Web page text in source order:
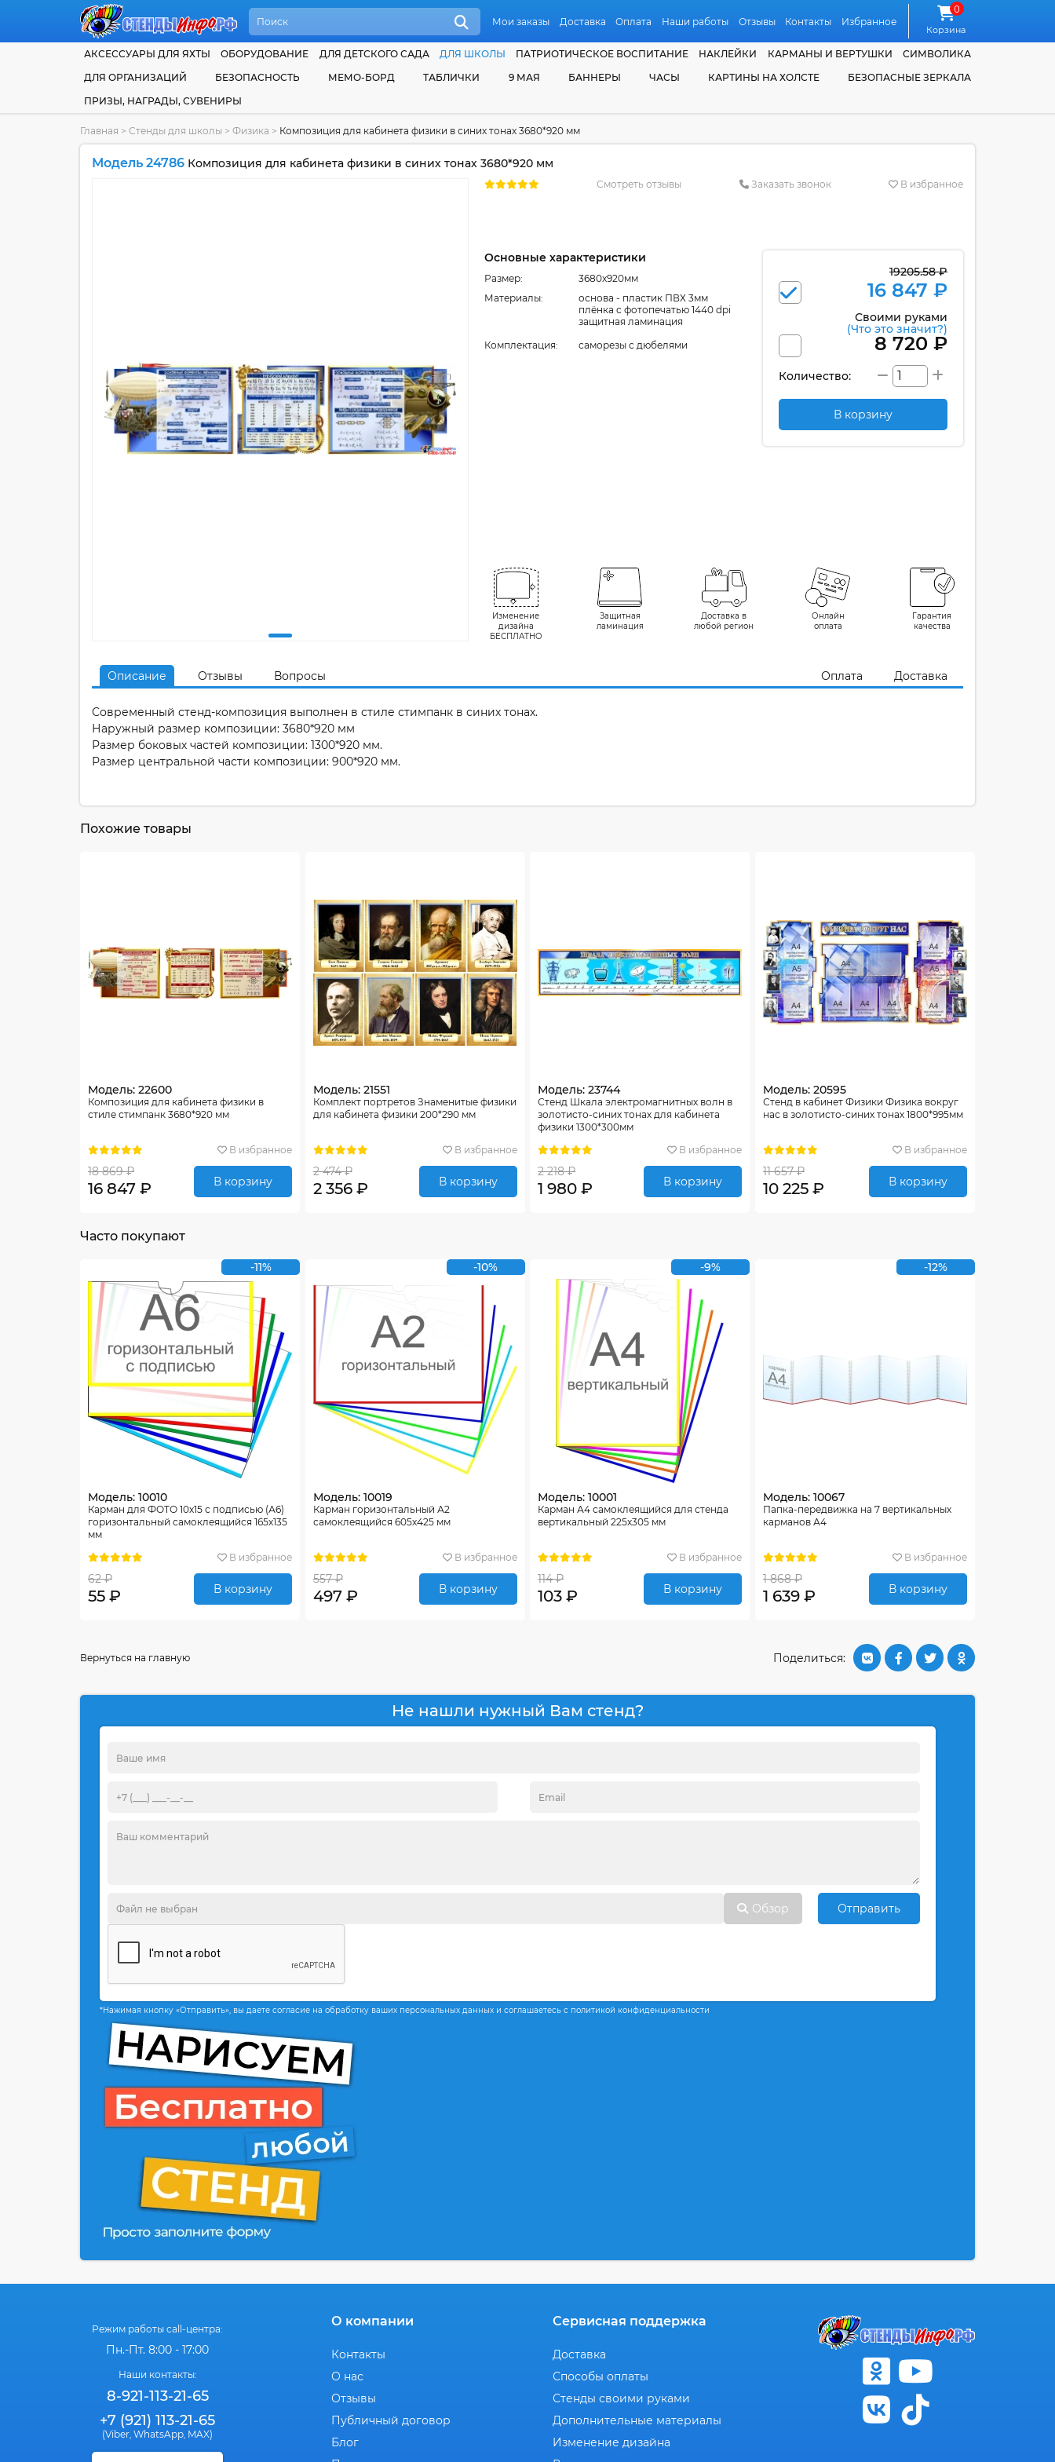
Мои заказы Доставка Оплата Наши работы Отзывы Контакты Избранное
0
Корзина
АКСЕССУАРЫ ДЛЯ ЯХТЫ ОБОРУДОВАНИЕ ДЛЯ ДЕТСКОГО САДА ДЛЯ ШКОЛЫ ПАТРИОТИЧЕСКОЕ ВОСПИТАНИЕ НАКЛЕЙКИ КАРМАНЫ И ВЕРТУШКИ
СИМВОЛИКА
ДЛЯ ОРГАНИЗАЦИЙ
БЕЗОПАСНОСТЬ МЕМО-БОРД ТАБЛИЧКИ 9 МАЯ БАННЕРЫ ЧАСЫ КАРТИНЫ НА ХОЛСТЕ
БЕЗОПАСНЫЕ ЗЕРКАЛА
ПРИЗЫ, НАГРАДЫ, СУВЕНИРЫ
Главная > Стенды для школы > Физика > Композиция для кабинета физики в синих тонах 3680*920 мм
Модель 24786 Композиция для кабинета физики в синих тонах 3680*920 мм
Смотреть отзывы Заказать звонок В избранное
Основные характеристики
Размер:
3680x920мм
Материалы:
основа - пластик ПВХ 3мм
плёнка с фотопечатью 1440 dpi
защитная ламинация
Комплектация:
cаморезы с дюбелями
19205.58 ₽
16 847 ₽
Своими руками
(Что это значит?)
8 720 ₽
Количество:
В корзину
Изменение
дизайна
БЕСПЛАТНО
Защитная
ламинация
Доставка в
любой регион
Онлайн
оплата
Гарантия
качества
Описание Отзывы Вопросы Оплата Доставка
Современный стенд-композиция выполнен в стиле стимпанк в синих тонах.
Наружный размер композиции: 3680*920 мм
Размер боковых частей композиции: 1300*920 мм.
Размер центральной части композиции: 900*920 мм.
Похожие товары
Модель: 22600
Композиция для кабинета физики в
стиле стимпанк 3680*920 мм
В избранное
18 869 ₽
16 847 ₽ В корзину
Модель: 21551
Комплект портретов Знаменитые физики
для кабинета физики 200*290 мм
В избранное
2 474 ₽
2 356 ₽ В корзину
Модель: 23744
Стенд Шкала электромагнитных волн в
золотисто-синих тонах для кабинета
физики 1300*300мм
В избранное
2 218 ₽
1 980 ₽ В корзину
Модель: 20595
Стенд в кабинет Физики Физика вокруг
нас в золотисто-синих тонах 1800*995мм
В избранное
11 657 ₽
10 225 ₽ В корзину
Часто покупают
-11%
Модель: 10010
Карман для ФОТО 10х15 с подписью (А6)
горизонтальный самоклеящийся 165х135
мм
В избранное
62 ₽
55 ₽ В корзину
-10%
Модель: 10019
Карман горизонтальный А2
самоклеящийся 605х425 мм
В избранное
557 ₽
497 ₽ В корзину
-9%
Модель: 10001
Карман А4 самоклеящийся для стенда
вертикальный 225х305 мм
В избранное
114 ₽
103 ₽ В корзину
-12%
Модель: 10067
Папка-передвижка на 7 вертикальных
карманов А4
В избранное
1 868 ₽
1 639 ₽ В корзину
Поделиться:
Вернуться на главную
Не нашли нужный Вам стенд?
Обзор Отправить
*Нажимая кнопку «Отправить», вы даете согласие на обработку ваших персональных данных и соглашаетесь с политикой конфиденциальности
Режим работы call-центра:
Пн.-Пт. 8:00 - 17:00
Наши контакты:
8-921-113-21-65
+7 (921) 113-21-65
(Viber, WhatsApp, MAX)
О компании
Контакты
О нас
Отзывы
Публичный договор
Блог
Сервисная поддержка
Доставка
Способы оплаты
Стенды своими руками
Дополнительные материалы
Изменение дизайна